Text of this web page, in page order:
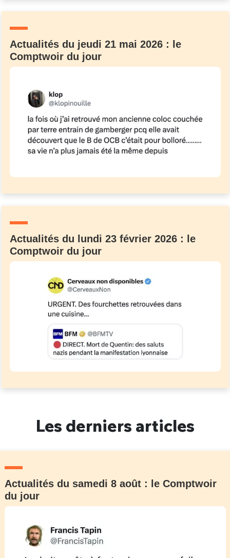
Actualités du jeudi 21 mai 2026 : le
Comptwoir du jour
Actualités du lundi 23 février 2026 : le
Comptwoir du jour
Les derniers articles
Actualités du samedi 8 août : le Comptwoir
du jour
C'EST PARTI